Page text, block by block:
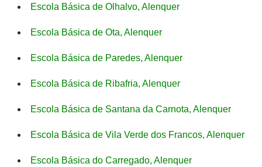
Escola Básica de Olhalvo, Alenquer
Escola Básica de Ota, Alenquer
Escola Básica de Paredes, Alenquer
Escola Básica de Ribafria, Alenquer
Escola Básica de Santana da Carnota, Alenquer
Escola Básica de Vila Verde dos Francos, Alenquer
Escola Básica do Carregado, Alenquer